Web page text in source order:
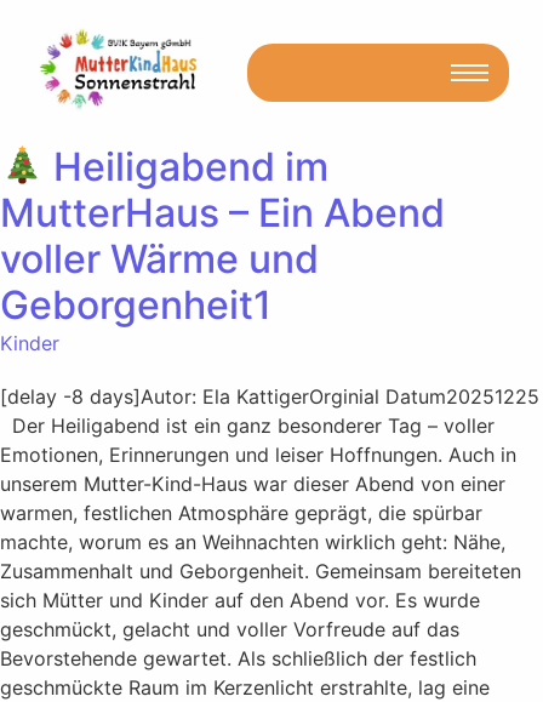
Heiligabend im
MutterHaus – Ein Abend
voller Wärme und
Geborgenheit1
Kinder
[delay -8 days]Autor: Ela KattigerOrginial Datum20251225
Der Heiligabend ist ein ganz besonderer Tag – voller
Emotionen, Erinnerungen und leiser Hoffnungen. Auch in
unserem Mutter-Kind-Haus war dieser Abend von einer
warmen, festlichen Atmosphäre geprägt, die spürbar
machte, worum es an Weihnachten wirklich geht: Nähe,
Zusammenhalt und Geborgenheit. Gemeinsam bereiteten
sich Mütter und Kinder auf den Abend vor. Es wurde
geschmückt, gelacht und voller Vorfreude auf das
Bevorstehende gewartet. Als schließlich der festlich
geschmückte Raum im Kerzenlicht erstrahlte, lag eine